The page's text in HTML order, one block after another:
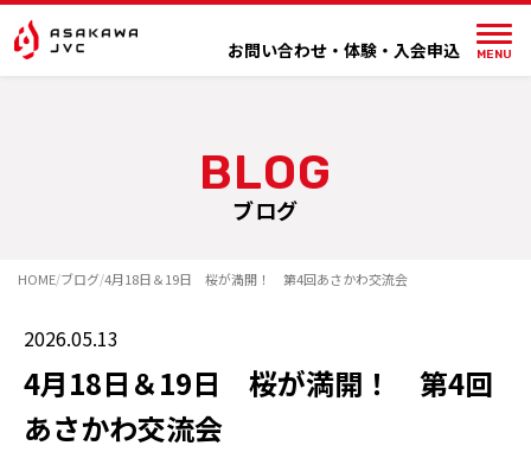
容
を
お問い合わせ・体験・入会申込 MENU
ブログ
HOME/ブログ/4月18日＆19日 桜が満開！ 第4回あさかわ交流会
2026.05.13
4月18日＆19日 桜が満開！ 第4回
あさかわ交流会